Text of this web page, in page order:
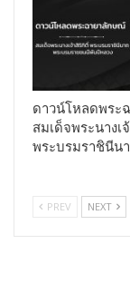
ดาวน์โหลดพระ
สมเด็จพระนางเ
พระบรมราชินีน
PREV NEXT